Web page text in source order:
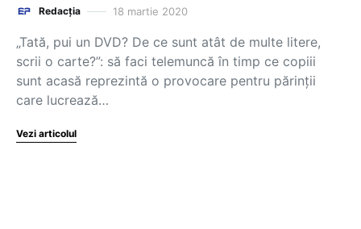
Redacția 18 martie 2020
„Tată, pui un DVD? De ce sunt atât de multe litere,
scrii o carte?”: să faci telemuncă în timp ce copiii
sunt acasă reprezintă o provocare pentru părinţii
care lucrează…
Vezi articolul